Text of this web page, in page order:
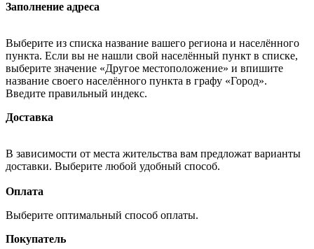
Заполнение адреса
Выберите из списка название вашего региона и населённого
пункта. Если вы не нашли свой населённый пункт в списке,
выберите значение «Другое местоположение» и впишите
название своего населённого пункта в графу «Город».
Введите правильный индекс.
Доставка
В зависимости от места жительства вам предложат варианты
доставки. Выберите любой удобный способ.
Оплата
Выберите оптимальный способ оплаты.
Покупатель